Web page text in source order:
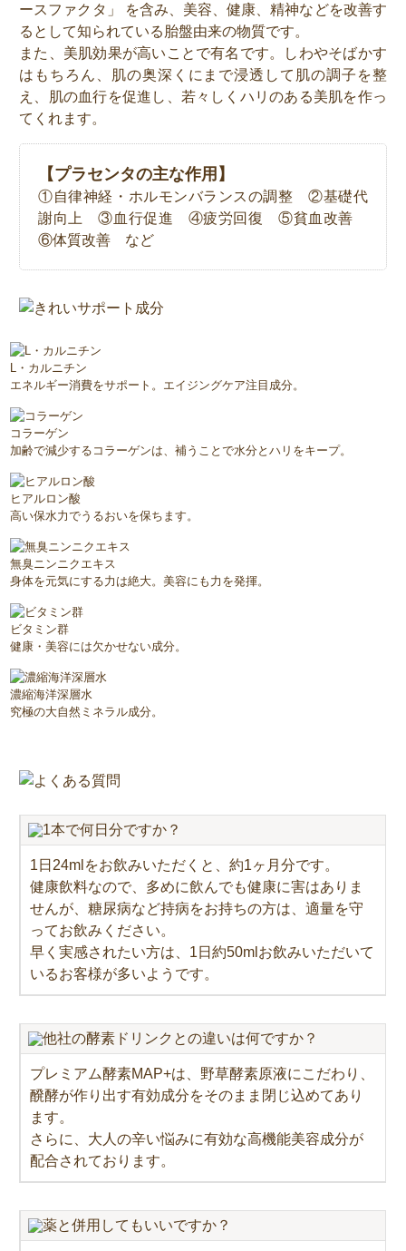
ースファクタ」 を含み、美容、健康、精神などを改善す
るとして知られている胎盤由来の物質です。
また、美肌効果が高いことで有名です。しわやそばかす
はもちろん、肌の奥深くにまで浸透して肌の調子を整
え、肌の血行を促進し、若々しくハリのある美肌を作っ
てくれます。
【プラセンタの主な作用】
①自律神経・ホルモンバランスの調整 ②基礎代
謝向上 ③血行促進 ④疲労回復 ⑤貧血改善
⑥体質改善 など
L・カルニチン
エネルギー消費をサポート。エイジングケア注目成分。
コラーゲン
加齢で減少するコラーゲンは、補うことで水分とハリをキープ。
ヒアルロン酸
高い保水力でうるおいを保ちます。
無臭ニンニクエキス
身体を元気にする力は絶大。美容にも力を発揮。
ビタミン群
健康・美容には欠かせない成分。
濃縮海洋深層水
究極の大自然ミネラル成分。
1本で何日分ですか？
1日24mlをお飲みいただくと、約1ヶ月分です。
健康飲料なので、多めに飲んでも健康に害はありま
せんが、糖尿病など持病をお持ちの方は、適量を守
ってお飲みください。
早く実感されたい方は、1日約50mlお飲みいただいて
いるお客様が多いようです。
他社の酵素ドリンクとの違いは何ですか？
プレミアム酵素MAP+は、野草酵素原液にこだわり、
醗酵が作り出す有効成分をそのまま閉じ込めてあり
ます。
さらに、大人の辛い悩みに有効な高機能美容成分が
配合されております。
薬と併用してもいいですか？